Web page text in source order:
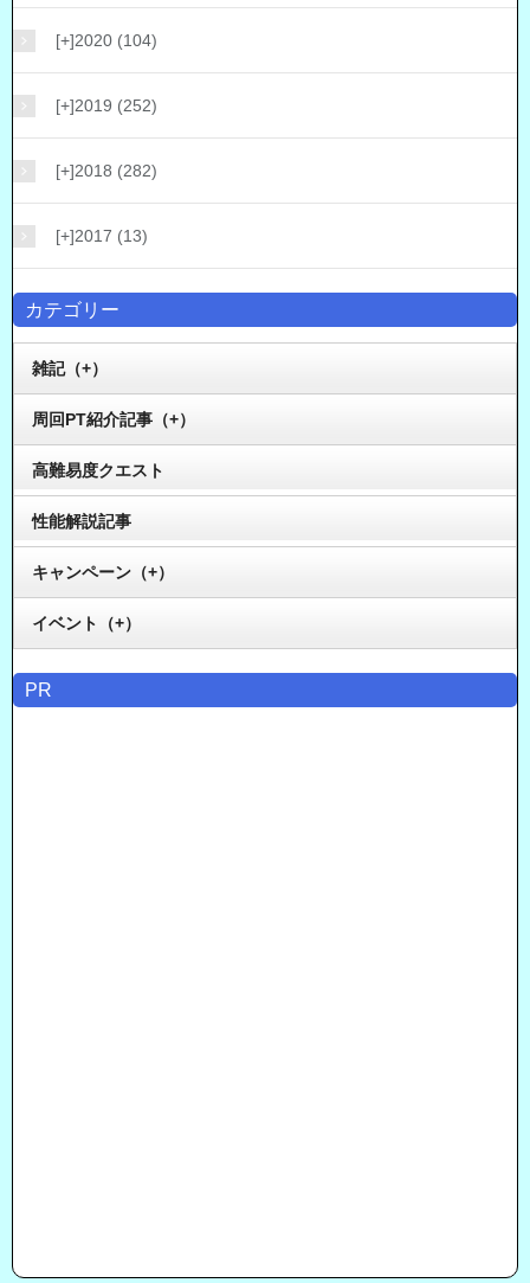
[+]2020 (104)
[+]2019 (252)
[+]2018 (282)
[+]2017 (13)
カテゴリー
雑記（+）
周回PT紹介記事（+）
高難易度クエスト
性能解説記事
キャンペーン（+）
イベント（+）
PR